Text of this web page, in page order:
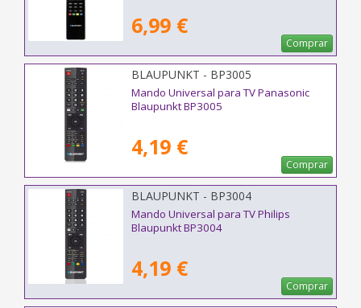
6,99 €
Comprar
BLAUPUNKT - BP3005
Mando Universal para TV Panasonic
Blaupunkt BP3005
4,19 €
Comprar
BLAUPUNKT - BP3004
Mando Universal para TV Philips
Blaupunkt BP3004
4,19 €
Comprar